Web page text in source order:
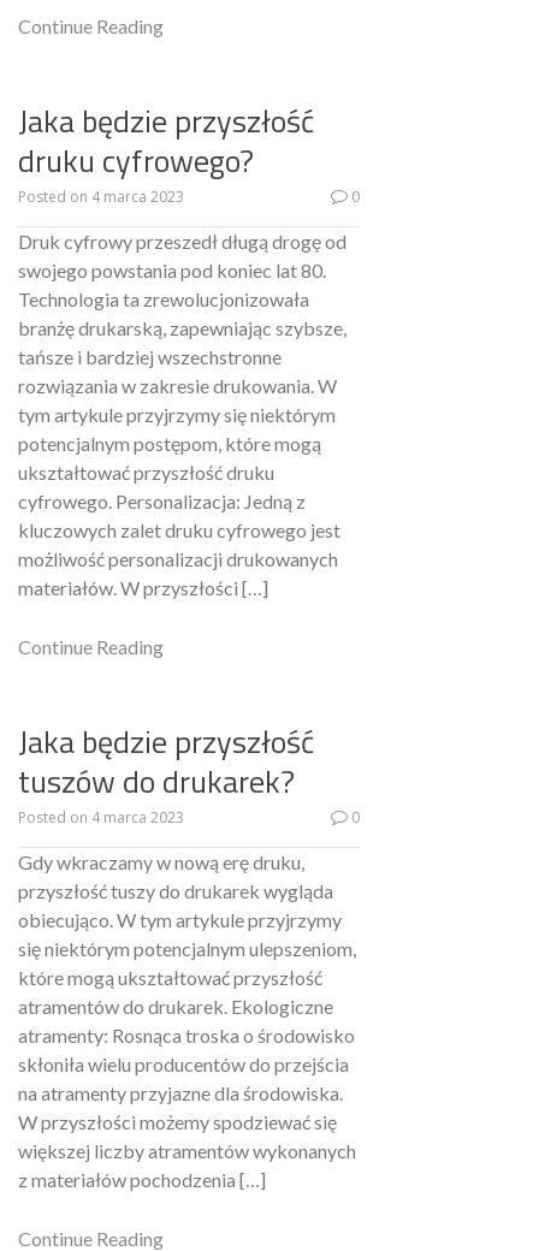
Continue Reading
Jaka będzie przyszłość
druku cyfrowego?
Posted on 4 marca 2023 0
Druk cyfrowy przeszedł długą drogę od
swojego powstania pod koniec lat 80.
Technologia ta zrewolucjonizowała
branżę drukarską, zapewniając szybsze,
tańsze i bardziej wszechstronne
rozwiązania w zakresie drukowania. W
tym artykule przyjrzymy się niektórym
potencjalnym postępom, które mogą
ukształtować przyszłość druku
cyfrowego. Personalizacja: Jedną z
kluczowych zalet druku cyfrowego jest
możliwość personalizacji drukowanych
materiałów. W przyszłości […]
Continue Reading
Jaka będzie przyszłość
tuszów do drukarek?
Posted on 4 marca 2023 0
Gdy wkraczamy w nową erę druku,
przyszłość tuszy do drukarek wygląda
obiecująco. W tym artykule przyjrzymy
się niektórym potencjalnym ulepszeniom,
które mogą ukształtować przyszłość
atramentów do drukarek. Ekologiczne
atramenty: Rosnąca troska o środowisko
skłoniła wielu producentów do przejścia
na atramenty przyjazne dla środowiska.
W przyszłości możemy spodziewać się
większej liczby atramentów wykonanych
z materiałów pochodzenia […]
Continue Reading